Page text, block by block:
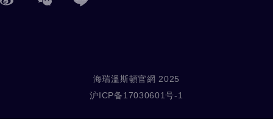
海瑞溫斯頓官網 2025
沪ICP备17030601号-1